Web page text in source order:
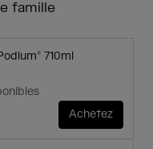
famille
710ml
Achetez